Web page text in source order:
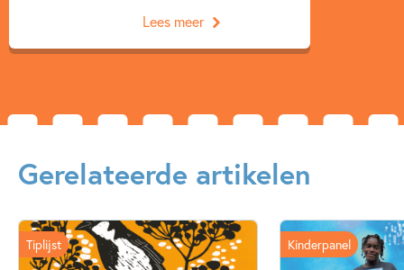
Lees meer
Gerelateerde artikelen
Tiplijst Kinderpanel